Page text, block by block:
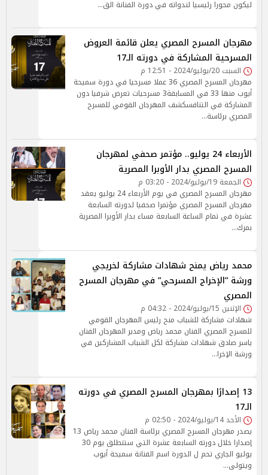
ليكون محورا رئيسيا لندواته في دورة الفنانة الق…
مهرجان المسرح المصري يعلن قائمة العروض
المسرحية المشاركة في دورته الـ17
السبت 20/يوليو/2024 - 12:51 م
مهرجان المسرح المصري 36 عملا مسرحيا في دورة سميحة
أيوب منها 33 في المسابقة3 مسرحيات تعرض شرفيا دون
المشاركة في التنافسكشف المهرجان القومي للمسرح
المصري برئاسة…
الأربعاء 24 يوليو.. مؤتمر صحفي لمهرجان
المسرح المصري بدار الأوبرا المصرية
الجمعة 19/يوليو/2024 - 03:20 م
مهرجان المسرح المصري في يوم الأربعاء 24 يوليو يعقد
مهرجان المسرح المصري مؤتمرا صحفيا لدورته السابعة
عشرة في تمام الساعة السابعة مساء بدار الأوبرا المصرية
بمرك…
محمد رياض يمنح شهادات مشاركة لخريجي
ورشة ”الإخراج المسرحي” في مهرجان المسرح
المصري
الإثنين 15/يوليو/2024 - 04:32 م
شهادات مشاركة للشباب منح رئيس المهرجان القومي
للمسرح المصري الفنان محمد رياض ومدير المهرجان الفنان
ياسر صادق شهادات مشاركة لكل الشباب المشاركين في
ورشة الإخرا…
13 إصدارًا بمهرجان المسرح المصري في دورته
الـ17
الأحد 14/يوليو/2024 - 02:50 م
يصدر مهرجان المسرح المصري برئاسة الفنان محمد رياض 13
إصدارا خلال دورته السابعة عشرة التي ستنطلق يوم 30
يوليو الجاري تحم ل الدورة اسم الفنانة سميحة أيوب
ويتولى…